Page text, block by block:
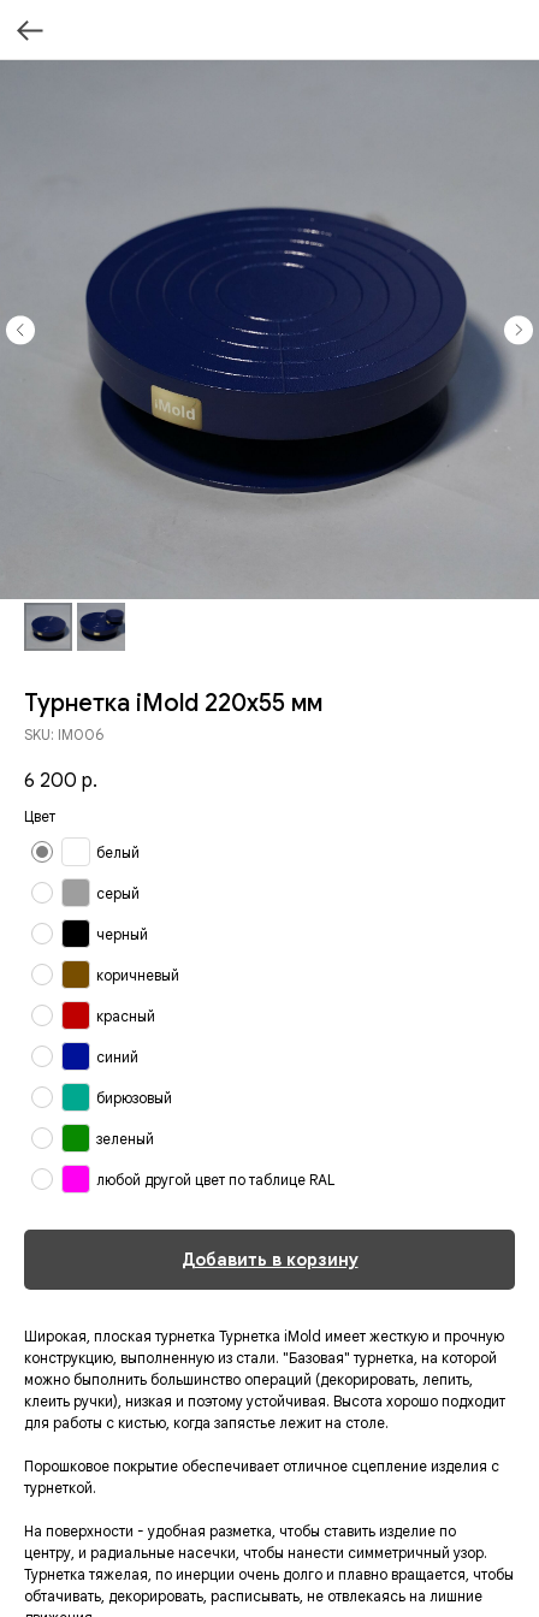
Турнетка iMold 220x55 мм
SKU: IM006
6 200 р.
Цвет
белый
серый
черный
коричневый
красный
синий
бирюзовый
зеленый
любой другой цвет по таблице RAL
Добавить в корзину
Широкая, плоская турнетка Турнетка iMold имеет жесткую и прочную
конструкцию, выполненную из стали. "Базовая" турнетка, на которой
можно быполнить большинство операций (декорировать, лепить,
клеить ручки), низкая и поэтому устойчивая. Высота хорошо подходит
для работы с кистью, когда запястье лежит на столе.
Порошковое покрытие обеспечивает отличное сцепление изделия с
турнеткой.
На поверхности - удобная разметка, чтобы ставить изделие по
центру, и радиальные насечки, чтобы нанести симметричный узор.
Турнетка тяжелая, по инерции очень долго и плавно вращается, чтобы
обтачивать, декорировать, расписывать, не отвлекаясь на лишние